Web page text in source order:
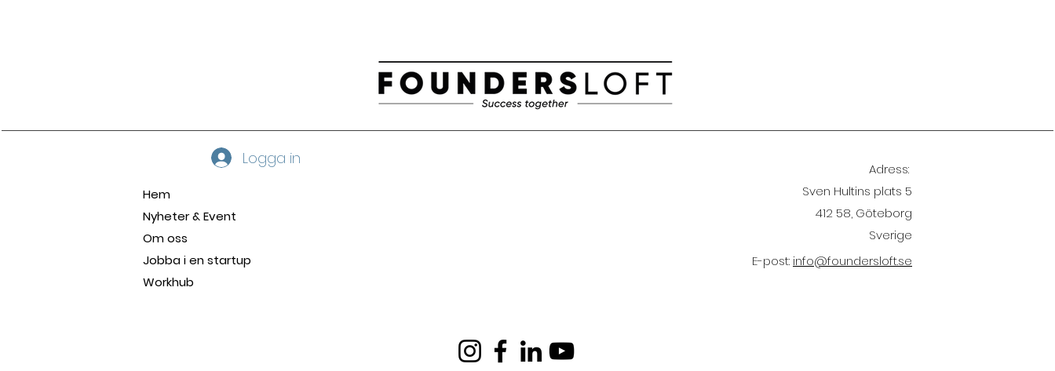
Logga in
Hem
Nyheter & Event
Om oss
Jobba i en startup
Workhub
Adress:
Sven Hultins plats 5
412 58, Göteborg
Sverige
E-post: info@foundersloft.se